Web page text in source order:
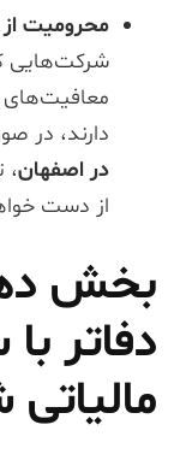
محرومیت
شرکت‌هایی
معافیت‌های
دارند، در
در اصفهان،
از دست
بخش
دفاتر